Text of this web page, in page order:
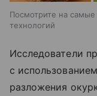
Посмотрите на
технологий
Исследователи
с
разложения